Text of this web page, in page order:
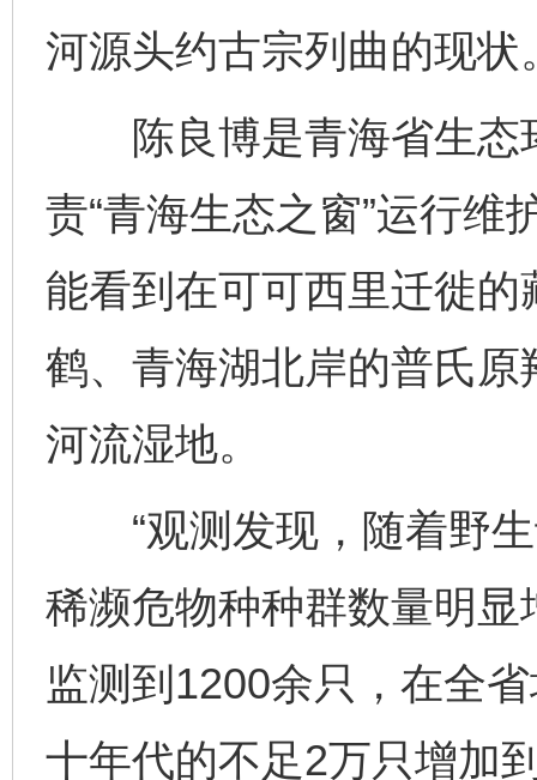
河源头约古宗列曲的现状
陈良博是青海省生态
责“青海生态之窗”运行维
能看到在可可西里迁徙
鹤、青海湖北岸的普氏
河流湿地。
“观测发现，随着野生
稀濒危物种种群数量明显
监测到1200余只，在全
十年代的不足2万只增加